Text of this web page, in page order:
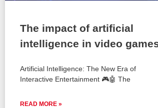
The impact of artificial
intelligence in video
Artificial Intelligence: The New Era of
Interactive Entertainment 🎮🤖 The
READ MORE »